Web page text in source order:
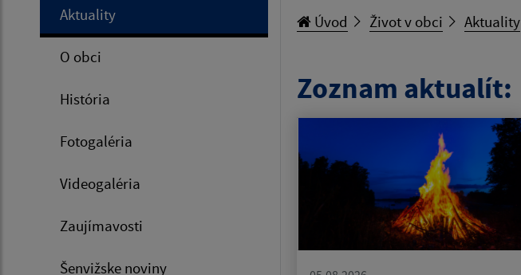
Aktuality
O obci
História
Fotogaléria
Videogaléria
Zaujímavosti
Šenvižske noviny
Úvod Život v obci Aktuality
Zoznam aktualít: